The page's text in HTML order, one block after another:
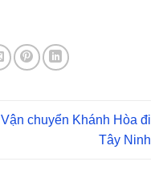
Vận chuyển Khánh Hòa đi
Tây Ninh